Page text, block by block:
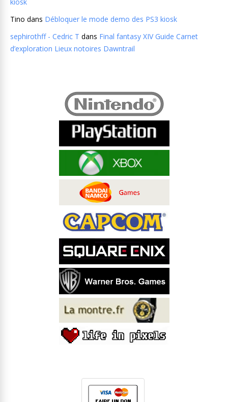
Tino dans Débloquer le mode demo des PS3 kiosk
sephirothff - Cedric T dans Final fantasy XIV Guide Carnet
d’exploration Lieux notoires Dawntrail